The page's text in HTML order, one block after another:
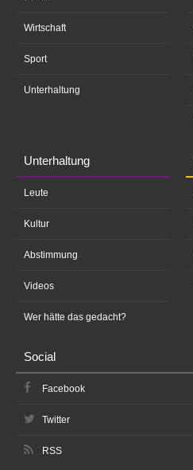
Wirtschaft
Sport
Unterhaltung
Unterhaltung
Leute
Kultur
Abstimmung
Videos
Wer hätte das gedacht?
Social
Facebook
Twitter
RSS